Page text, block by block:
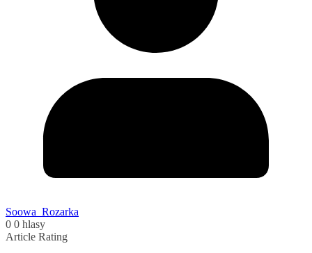
Soowa_Rozarka
0 0 hlasy
Article Rating